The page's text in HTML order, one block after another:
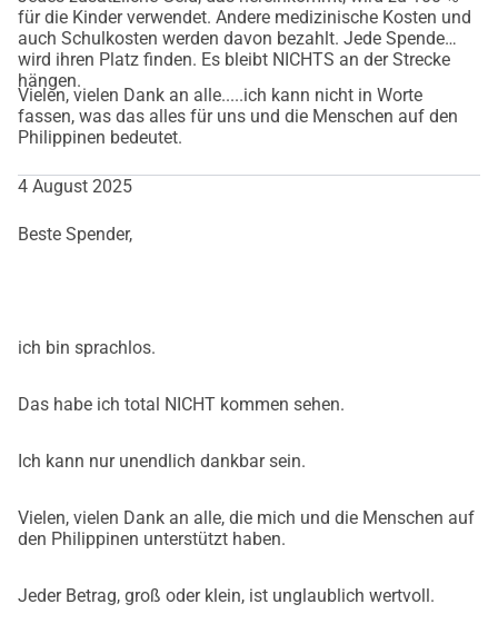
für die Kinder verwendet. Andere medizinische Kosten und
auch Schulkosten werden davon bezahlt. Jede Spende
wird ihren Platz finden. Es bleibt NICHTS an der Strecke
hängen.
Vielen, vielen Dank an alle.....ich kann nicht in Worte
fassen, was das alles für uns und die Menschen auf den
Philippinen bedeutet.
4 August 2025
Beste Spender,
ich bin sprachlos.
Das habe ich total NICHT kommen sehen.
Ich kann nur unendlich dankbar sein.
Vielen, vielen Dank an alle, die mich und die Menschen auf
den Philippinen unterstützt haben.
Jeder Betrag, groß oder klein, ist unglaublich wertvoll.